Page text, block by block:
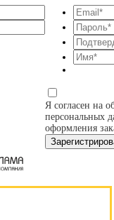
Я согласен на
персональных
оформления